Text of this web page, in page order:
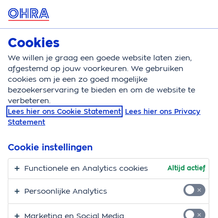
MENU
Autoverzekering
Autoverzekering Automerk Toyota
De autoverzekering
voor jouw Toyota
voor jaren. Daarom verdient
jouw Yaris, Aygo of Corolla een goede verzekering.
Eentje die je zelf eenvoudig kunt samenstellen, zodat
ie helemaal past bij jouw Toyota. Bij ons kan dat.
Cookies
We willen je graag een goede website laten zien,
afgestemd op jouw voorkeuren. We gebruiken
cookies om je een zo goed mogelijke
bezoekerservaring te bieden en om de website te
verbeteren.
Lees hier ons Cookie Statement Lees hier ons Privacy
Statement
Cookie instellingen
Functionele en Analytics cookies Altijd actief
Persoonlijke Analytics
Marketing en Social Media